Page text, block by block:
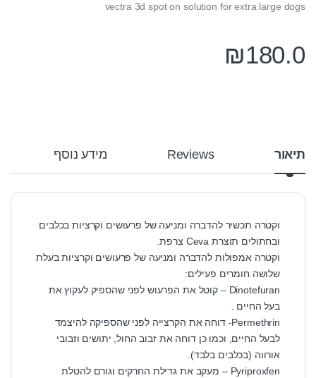
vectra 3d spot on solution for extra large dogs
₪180.0
תיאור Reviews מידע נוסף
וקטרה תכשיר להדברה ומניעה של פרעושים וקרציות בכלבים
ובחתולים תוצרת Ceva צרפת.
וקטרה אמפולות להדברה ומניעה של פרעושים וקרציות בעלת
שלושה חומרים פעילים:
Dinotefuran – קוטל את הפרעוש לפני שהספיק לעקוץ את
בעל החיים .
Permethrin- דוחה את הקרצייה לפני שהספיקה להיצמד
לבעל החיים, וכמו כן דוחה את זבוב החול, יתושים וזבובי
אורווה (בכלבים בלבד).
Pyriproxfen – מעקב את גדילת החרקים וגורם להטלת